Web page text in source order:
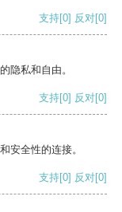
支持[0] 反对[0]
隐私和自由。
支持[0] 反对[0]
安全性的连接。
支持[0] 反对[0]